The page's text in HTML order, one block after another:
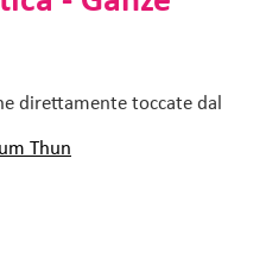
direttamente toccate dal
Thun